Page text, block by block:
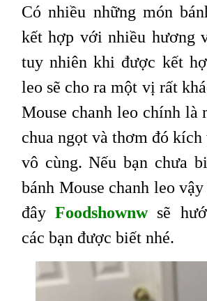
Có nhiều những món
kết hợp với nhiều hương
tuy nhiên khi được kết
leo sẽ cho ra một vị rất
Mouse chanh leo chính là
chua ngọt và thơm đó
vô cùng. Nếu bạn chưa
bánh Mouse chanh leo
đâyFoodshownwsẽ
các bạn được biết nhé.